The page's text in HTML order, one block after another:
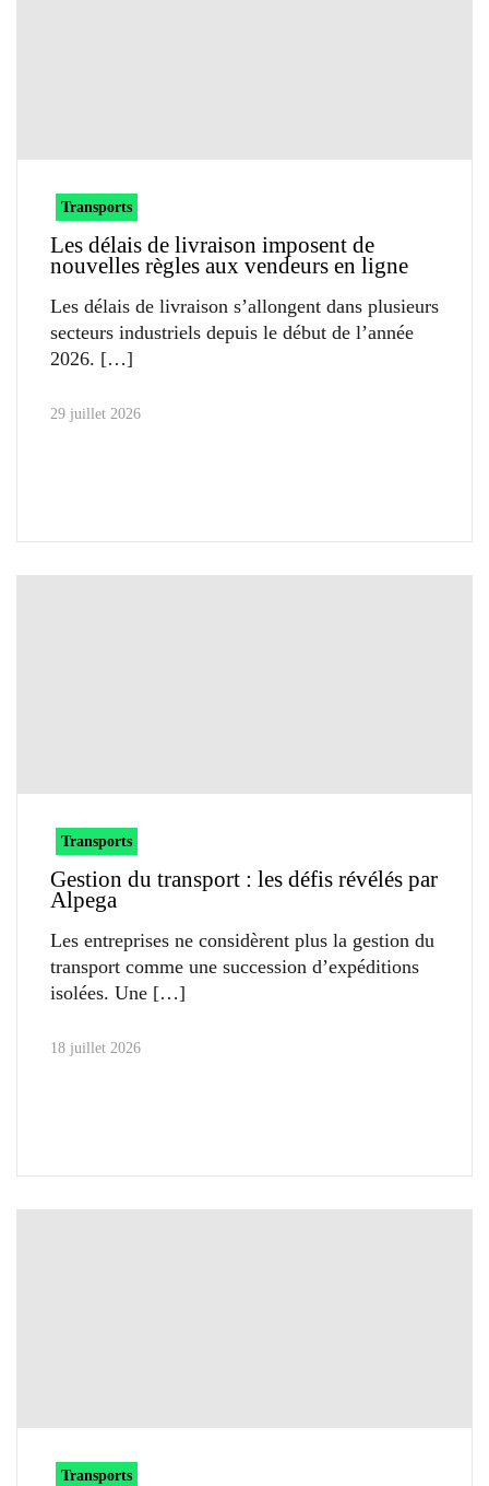
Transports
Les délais de livraison imposent de
nouvelles règles aux vendeurs en ligne
Les délais de livraison s’allongent dans plusieurs
secteurs industriels depuis le début de l’année
2026.
29 juillet 2026
Transports
Gestion du transport : les défis révélés par
Alpega
Les entreprises ne considèrent plus la gestion du
transport comme une succession d’expéditions
isolées. Une
18 juillet 2026
Transports